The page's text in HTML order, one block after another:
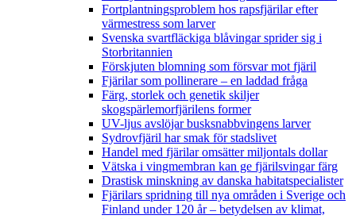
Fortplantningsproblem hos rapsfjärilar efter
värmestress som larver
Svenska svartfläckiga blåvingar sprider sig i
Storbritannien
Förskjuten blomning som försvar mot fjäril
Fjärilar som pollinerare – en laddad fråga
Färg, storlek och genetik skiljer
skogspärlemorfjärilens former
UV-ljus avslöjar busksnabbvingens larver
Sydrovfjäril har smak för stadslivet
Handel med fjärilar omsätter miljontals dollar
Vätska i vingmembran kan ge fjärilsvingar färg
Drastisk minskning av danska habitatspecialister
Fjärilars spridning till nya områden i Sverige och
Finland under 120 år– betydelsen av klimat,